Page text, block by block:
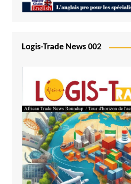
Logis-Trade News 002